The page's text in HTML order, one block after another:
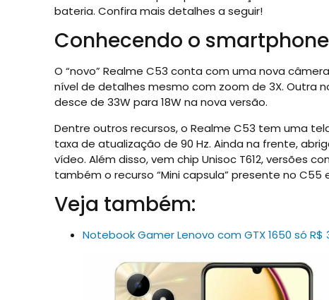
bateria. Confira mais detalhes a seguir!
Conhecendo o smartphone
O “novo” Realme C53 conta com uma nova
nível de detalhes mesmo com zoom de 3X. Outra
desce de 33W para 18W na nova versão.
Dentre outros recursos, o Realme C53 tem uma
taxa de atualização de 90 Hz. Ainda na frente,
vídeo. Além disso, vem chip Unisoc T612, versões
também o recurso “Mini capsula” presente no C55
Veja também:
Notebook Gamer Lenovo com GTX 1650 só R$